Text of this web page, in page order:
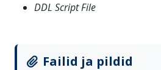
DDL Script File
Failid ja pildid